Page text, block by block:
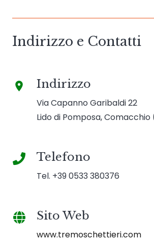
Indirizzo e Contatti
place Indirizzo
Via Capanno Garibaldi 22
Lido di Pomposa, Comacchio
Telefono
Tel. +39 0533 380376
Sito Web
www.tremoschettieri.com